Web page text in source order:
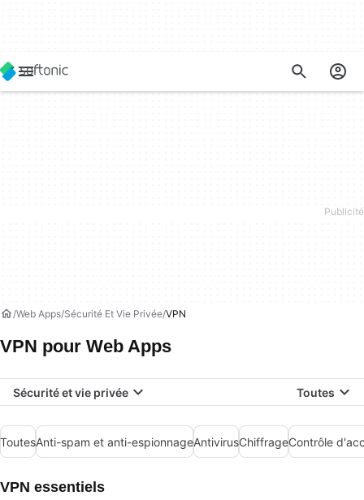
Web Apps Sécurité Et Vie Privée VPN
VPN pour Web Apps
Sécurité et vie privée Toutes
ToutesAnti-spam et anti-espionnageAntivirusChiffrageContrôle
VPN essentiels